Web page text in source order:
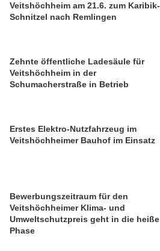
Veitshöchheim am 21.6. zum Karibik-
Schnitzel nach Remlingen
Zehnte öffentliche Ladesäule für
Veitshöchheim in der
Schumacherstraße in Betrieb
Erstes Elektro-Nutzfahrzeug im
Veitshöchheimer Bauhof im Einsatz
Bewerbungszeitraum für den
Veitshöchheimer Klima- und
Umweltschutzpreis geht in die heiße
Phase